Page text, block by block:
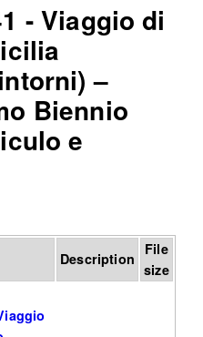
- Viaggio di
–
Biennio
e
Description
File
size